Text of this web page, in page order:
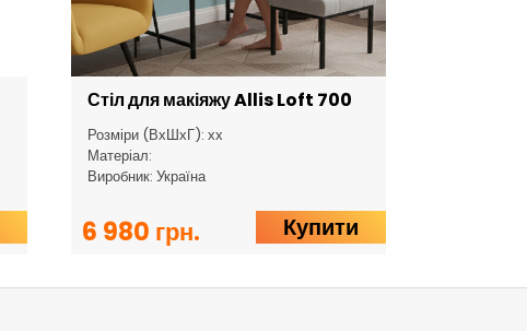
Стіл для макіяжу Allis Loft 700
Розміри (ВхШхГ): хх
Матеріал:
Виробник: Україна
6 980 грн. Купити